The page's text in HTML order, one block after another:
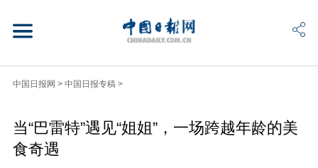
中国日报网 > 中国日报专稿 >
当“巴雷特”遇见“姐姐”，一场跨越年龄的美
食奇遇